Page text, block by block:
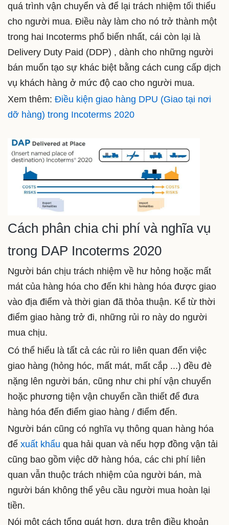
quá trình vận chuyển và để lại trách nhiệm tối thiểu
cho người mua. Điều này làm cho nó trở thành một
trong hai Incoterms phổ biến nhất, cái còn lại là
Delivery Duty Paid (DDP) , dành cho những người
bán muốn tạo sự khác biệt bằng cách cung cấp dịch
vụ khách hàng ở mức độ cao cho người mua.
Xem thêm: Điều kiện giao hàng DPU (Giao tại nơi
dỡ hàng) trong Incoterms 2020
Cách phân chia chi phí và nghĩa vụ
trong DAP Incoterms 2020
Người bán chịu trách nhiệm về hư hỏng hoặc mất
mát của hàng hóa cho đến khi hàng hóa được giao
vào địa điểm và thời gian đã thỏa thuận. Kể từ thời
điểm giao hàng trở đi, những rủi ro này do người
mua chịu.
Có thể hiểu là tất cả các rủi ro liên quan đến việc
giao hàng (hỏng hóc, mất mát, mất cắp ...) đều đè
nặng lên người bán, cũng như chi phí vận chuyển
hoặc phương tiện vận chuyển cần thiết để đưa
hàng hóa đến điểm giao hàng / điểm đến.
Người bán cũng có nghĩa vụ thông quan hàng hóa
để xuất khẩu qua hải quan và nếu hợp đồng vận tải
cũng bao gồm việc dỡ hàng hóa, các chi phí liên
quan vẫn thuộc trách nhiệm của người bán, mà
người bán không thể yêu cầu người mua hoàn lại
tiền.
Nói một cách tổng quát hơn, dựa trên điều khoản